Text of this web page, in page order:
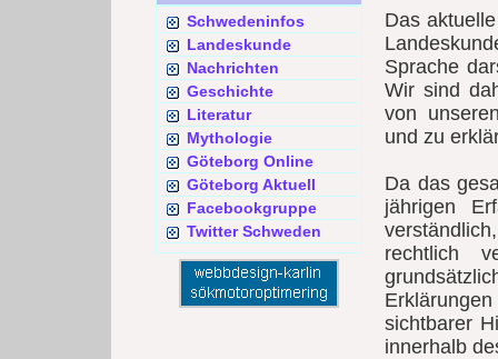
Schwedeninfos
Landeskunde
Nachrichten
Geschichte
Literatur
Mythologie
Göteborg Online
Göteborg Aktuell
Facebookgruppe
Twitter Schweden
Das
Sprache
Wir sind
von
und zu
Da das
jährigen
rechtlich
sichtbarer
innerhalb